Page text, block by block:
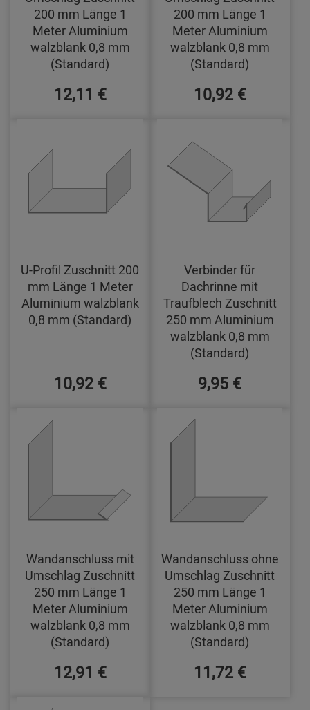
200 mm Länge 1
Meter Aluminium
walzblank 0,8 mm
(Standard)
12,11 €
200 mm Länge 1
Meter Aluminium
walzblank 0,8 mm
(Standard)
10,92 €
U-Profil Zuschnitt 200
mm Länge 1 Meter
Aluminium walzblank
0,8 mm (Standard)
10,92 €
Verbinder für
Dachrinne mit
Traufblech Zuschnitt
250 mm Aluminium
walzblank 0,8 mm
(Standard)
9,95 €
Wandanschluss mit
Umschlag Zuschnitt
250 mm Länge 1
Meter Aluminium
walzblank 0,8 mm
(Standard)
12,91 €
Wandanschluss ohne
Umschlag Zuschnitt
250 mm Länge 1
Meter Aluminium
walzblank 0,8 mm
(Standard)
11,72 €